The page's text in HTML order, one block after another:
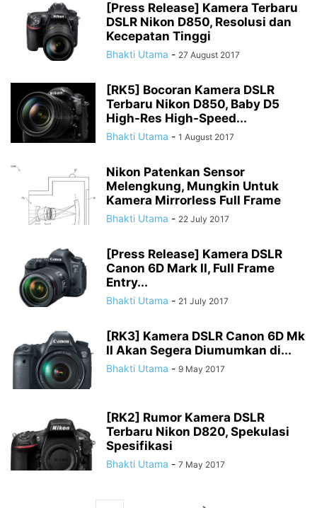
[Press Release] Kamera Terbaru
DSLR Nikon D850, Resolusi dan
Kecepatan Tinggi
Bhakti Utama - 27 August 2017
[RK5] Bocoran Kamera DSLR
Terbaru Nikon D850, Baby D5
High-Res High-Speed...
Bhakti Utama - 1 August 2017
Nikon Patenkan Sensor
Melengkung, Mungkin Untuk
Kamera Mirrorless Full Frame
Bhakti Utama - 22 July 2017
[Press Release] Kamera DSLR
Canon 6D Mark II, Full Frame
Entry...
Bhakti Utama - 21 July 2017
[RK3] Kamera DSLR Canon 6D Mk
II Akan Segera Diumumkan di...
Bhakti Utama - 9 May 2017
[RK2] Rumor Kamera DSLR
Terbaru Nikon D820, Spekulasi
Spesifikasi
Bhakti Utama - 7 May 2017